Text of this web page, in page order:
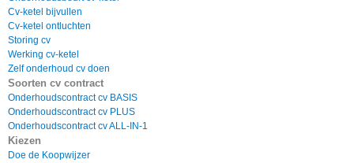
Cv-ketel bijvullen
Cv-ketel ontluchten
Storing cv
Werking cv-ketel
Zelf onderhoud cv doen
Soorten cv contract
Onderhoudscontract cv BASIS
Onderhoudscontract cv PLUS
Onderhoudscontract cv ALL-IN-1
Kiezen
Doe de Koopwijzer